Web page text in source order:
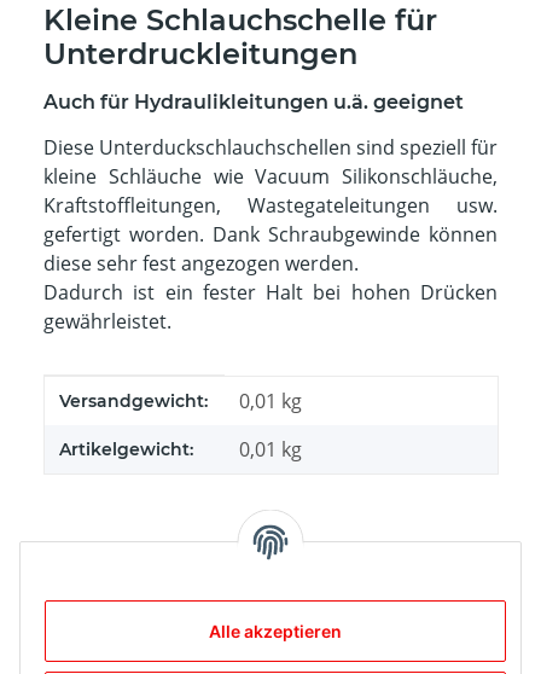
Kleine Schlauchschelle für
Unterdruckleitungen
Auch für Hydraulikleitungen u.ä. geeignet
Diese Unterduckschlauchschellen sind speziell für
kleine Schläuche wie Vacuum Silikonschläuche,
Kraftstoffleitungen, Wastegateleitungen usw.
gefertigt worden. Dank Schraubgewinde können
diese sehr fest angezogen werden.
Dadurch ist ein fester Halt bei hohen Drücken
gewährleistet.
Produkteigenschaft
Wert
Versandgewicht: 0,01 kg
Artikelgewicht: 0,01 kg
Bewertungen
Alle akzeptieren